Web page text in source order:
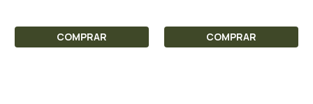
COMPRAR COMPRAR